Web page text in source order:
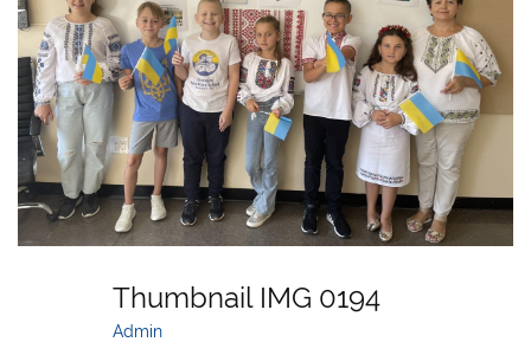
Thumbnail IMG 0194
Admin